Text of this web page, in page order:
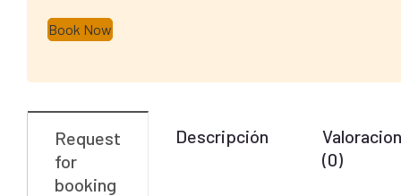
Book Now
Request
for
booking
Descripción
(0)